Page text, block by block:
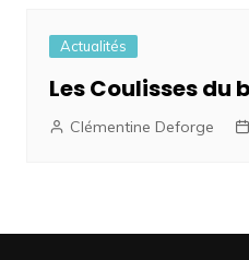
Actualités
Les Coulisses du
Clémentine Deforge